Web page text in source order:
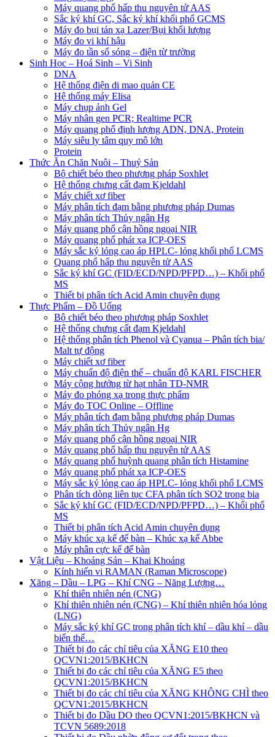
Máy quang phổ hấp thu nguyên tử AAS
Sắc ký khí GC, Sắc ký khí khối phổ GCMS
Máy đo bụi tán xạ Lazer/Bụi khối lượng
Máy đo vi khí hậu
Máy đo tần số sóng – điện từ trường
Sinh Học – Hoá Sinh – Vi Sinh
DNA
Hệ thống điện di mao quản CE
Hệ thống máy Elisa
Máy chụp ảnh Gel
Máy nhân gen PCR; Realtime PCR
Máy quang phổ định lượng ADN, DNA, Protein
Máy siêu ly tâm quy mô lớn
Protein
Thức Ăn Chăn Nuôi – Thuỷ Sản
Bộ chiết béo theo phương pháp Soxhlet
Hệ thống chưng cất đạm Kjeldahl
Máy chiết xơ fiber
Máy phân tích đạm bằng phương pháp Dumas
Máy phân tích Thủy ngân Hg
Máy quang phổ cận hồng ngoại NIR
Máy quang phổ phát xạ ICP-OES
Máy sắc ký lỏng cao áp HPLC- lỏng khối phổ LCMS
Quang phổ hấp thu nguyên tử AAS
Sắc ký khí GC (FID/ECD/NPD/PFPD…) – Khối phổ
MS
Thiết bị phân tích Acid Amin chuyên dụng
Thực Phẩm – Đồ Uống
Bộ chiết béo theo phương pháp Soxhlet
Hệ thống chưng cất đạm Kjeldahl
Hệ thống phân tích Phenol và Cyanua – Phân tích bia/
Malt tự động
Máy chiết xơ fiber
Máy chuẩn độ điện thế – chuẩn độ KARL FISCHER
Máy cộng hưởng từ hạt nhân TD-NMR
Máy đo phóng xạ trong thực phẩm
Máy đo TOC Online – Offline
Máy phân tích đạm bằng phương pháp Dumas
Máy phân tích Thủy ngân Hg
Máy quang phổ cận hồng ngoại NIR
Máy quang phổ hấp thu nguyên tử AAS
Máy quang phổ huỳnh quang phân tích Histamine
Máy quang phổ phát xạ ICP-OES
Máy sắc ký lỏng cao áp HPLC- lỏng khối phổ LCMS
Phân tích dòng liên tục CFA phân tích SO2 trong bia
Sắc ký khí GC (FID/ECD/NPD/PFPD…) – Khối phổ
MS
Thiết bị phân tích Acid Amin chuyên dụng
Máy khúc xạ kế để bàn – Khúc xạ kế Abbe
Máy phân cực kế để bàn
Vật Liệu – Khoáng Sản – Khai Khoáng
Kính hiển vi RAMAN (Raman Microscope)
Xăng – Dầu – LPG – Khí CNG – Năng Lượng…
Khí thiên nhiên nén (CNG)
Khí thiên nhiên nén (CNG) – Khí thiên nhiên hóa lỏng
(LNG)
Máy sắc ký khí GC trong phân tích khí – dầu khí – dầu
biến thế…
Thiết bị đo các chỉ tiêu của XĂNG E10 theo
QCVN1:2015/BKHCN
Thiết bị đo các chỉ tiêu của XĂNG E5 theo
QCVN1:2015/BKHCN
Thiết bị đo các chỉ tiêu của XĂNG KHÔNG CHÌ theo
QCVN1:2015/BKHCN
Thiết bị đo Dầu DO theo QCVN1:2015/BKHCN và
TCVN 5689:2018